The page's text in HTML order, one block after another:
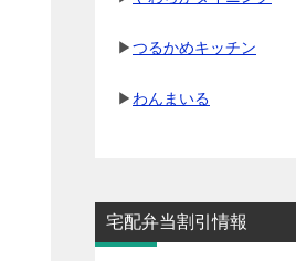
▶つるかめキッチン
▶ わんまいる
宅配弁当割引情報